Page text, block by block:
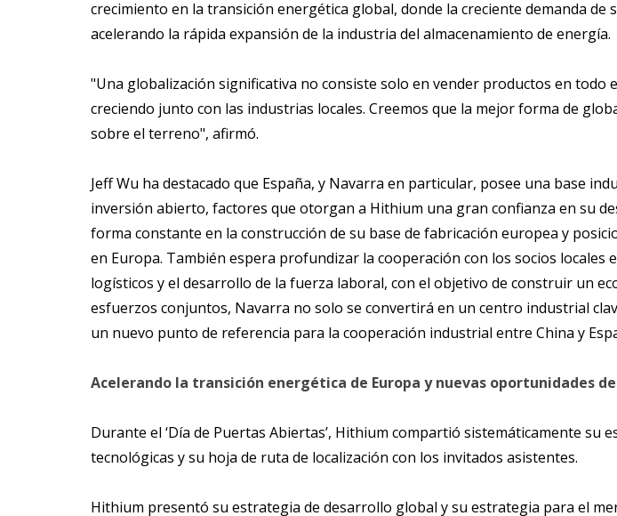
crecimiento en la transición energética global, donde la creciente demanda
acelerando la rápida expansión de la industria del almacenamiento de energía.
"Una globalización significativa no consiste solo en vender productos en
creciendo junto con las industrias locales. Creemos que la mejor forma de
sobre el terreno", afirmó.
Jeff Wu ha destacado que España, y Navarra en particular, posee una base
inversión abierto, factores que otorgan a Hithium una gran confianza en su
forma constante en la construcción de su base de fabricación europea y
en Europa. También espera profundizar la cooperación con los socios
logísticos y el desarrollo de la fuerza laboral, con el objetivo de construir un
esfuerzos conjuntos, Navarra no solo se convertirá en un centro industrial
un nuevo punto de referencia para la cooperación industrial entre China y
Acelerando la transición energética de Europa y nuevas oportunidades
Durante el ‘Día de Puertas Abiertas’, Hithium compartió sistemáticamente
tecnológicas y su hoja de ruta de localización con los invitados asistentes.
Hithium presentó su estrategia de desarrollo global y su estrategia para el